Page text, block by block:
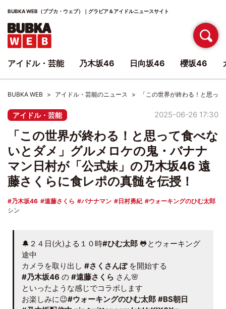
BUBKA WEB（ブブカ・ウェブ）｜グラビア＆アイドルニュースサイト
BUBKA WEB アイドル・芸能のニュース 「この世界が終わる！と思っ
アイドル・芸能 2025-06-26 17:30
「この世界が終わる！と思って食べな
いとダメ」グルメロケの鬼・バナナ
マン日村が「公式妹」の乃木坂46 遠
藤さくらに食レポの真髄を伝授！
乃木坂46 遠藤さくら バナナマン 日村勇紀
ウォーキングのひむ太郎
シン
🔔２４日(火)よる１０時#ひむ太郎 🐸とウォーキング
途中
カメラを取り出し #さくさんぽを開始する
#乃木坂46 の #遠藤さくら さん🌸
といったような感じでコラボします
お楽しみに😉#ウォーキングのひむ太郎 #BS朝日
アイドル・芸能 乃木坂46 日向坂46 櫻坂46